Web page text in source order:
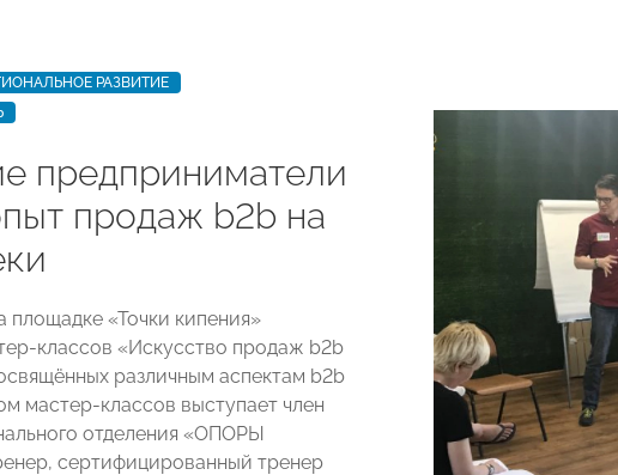
РАЗВИТИЕ
предприниматели
продаж b2b на
площадке «Точки кипения»
классов «Искусство продаж b2b
различным аспектам b2b
мастер-классов выступает член
отделения «ОПОРЫ
сертифицированный тренер